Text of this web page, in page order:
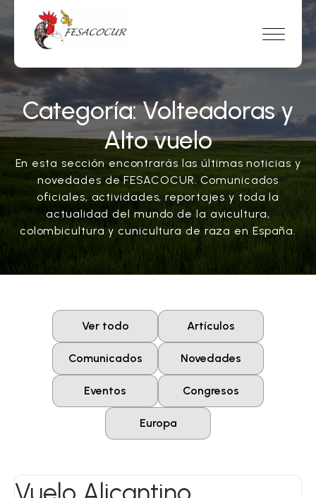
Categoría:Volteadoras y
Alto vuelo
En esta sección encontrarás las últimas noticias y
novedades de FESACOCUR. Comunicados
oficiales, actividades, reportajes y toda la
actualidad del mundo de la avicultura,
colombicultura y cunicultura de raza en España.
Ver todo Artículos
Comunicados Novedades
Eventos Congresos
Europa